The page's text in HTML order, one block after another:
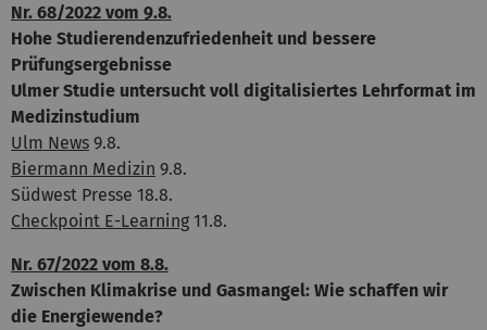
Nr. 68/2022 vom 9.8.
Hohe Studierendenzufriedenheit und bessere
Prüfungsergebnisse
Ulmer Studie untersucht voll digitalisiertes Lehrformat im
Medizinstudium
Ulm News 9.8.
Biermann Medizin 9.8.
Südwest Presse 18.8.
Checkpoint E-Learning 11.8.
Nr. 67/2022 vom 8.8.
Zwischen Klimakrise und Gasmangel: Wie schaffen wir
die Energiewende?